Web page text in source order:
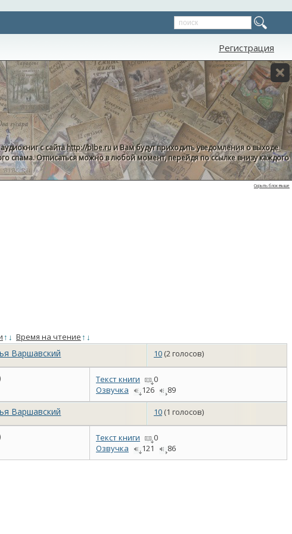
Регистрация
с сайтаhttp://bibe.ruи Вам будут приходить уведомления о выходе
спама. Отписаться можно в любой момент, перейдя по ссылке внизу каждого
Скрыть блок выше
↑ ↓ Время на чтение↑ ↓
Варшавский 10(2 голосов)
Текст книги
0
Озвучка
126 89
Варшавский 10(1 голосов)
Текст книги
0
Озвучка
121 86